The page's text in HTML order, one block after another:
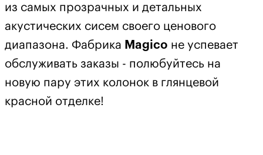
из самых прозрачных и детальных
акустических сисем своего ценового
диапазона. Фабрика Magico не успевает
обслуживать заказы - полюбуйтесь на
новую пару этих колонок в глянцевой
красной отделке!